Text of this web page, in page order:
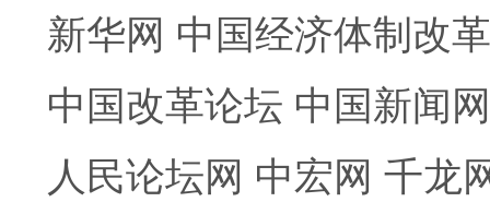
新华网 中国经济体制改
中国改革论坛 中国新闻网
人民论坛网 中宏网 千龙